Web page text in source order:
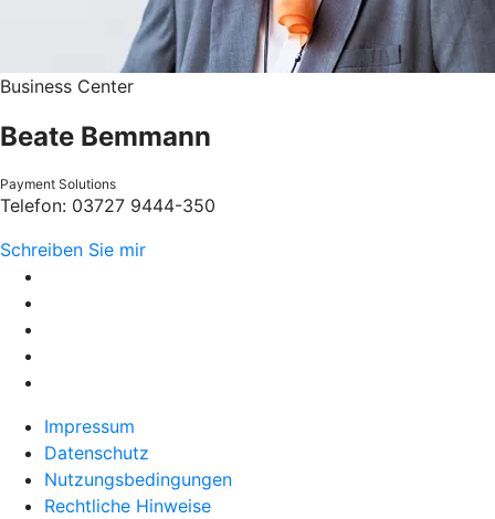
Business Center
Beate Bemmann
Payment Solutions
Telefon: 03727 9444-350
Schreiben Sie mir
Impressum
Datenschutz
Nutzungsbedingungen
Rechtliche Hinweise